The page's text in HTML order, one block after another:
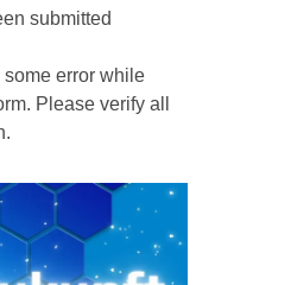
submitted
error while
Please verify all